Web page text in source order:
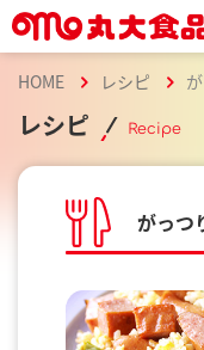
HOME レシピ
レシピ Recipe
がっつ